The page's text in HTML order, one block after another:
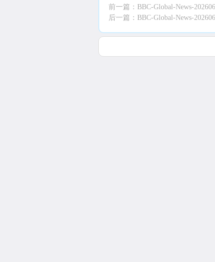
前一篇： BBC-Global-News-
后一篇： BBC-Global-News-